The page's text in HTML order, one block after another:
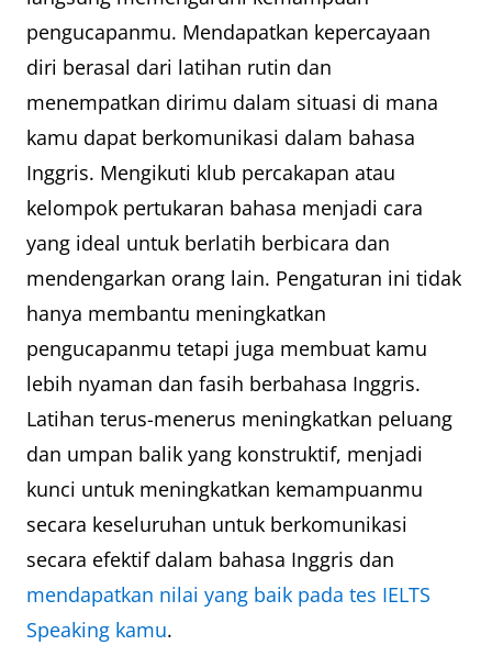
pengucapanmu. Mendapatkan kepercayaan
diri berasal dari latihan rutin dan
menempatkan dirimu dalam situasi di mana
kamu dapat berkomunikasi dalam bahasa
Inggris. Mengikuti klub percakapan atau
kelompok pertukaran bahasa menjadi cara
yang ideal untuk berlatih berbicara dan
mendengarkan orang lain. Pengaturan ini tidak
hanya membantu meningkatkan
pengucapanmu tetapi juga membuat kamu
lebih nyaman dan fasih berbahasa Inggris.
Latihan terus-menerus meningkatkan peluang
dan umpan balik yang konstruktif, menjadi
kunci untuk meningkatkan kemampuanmu
secara keseluruhan untuk berkomunikasi
secara efektif dalam bahasa Inggris dan
mendapatkan nilai yang baik pada tes IELTS
Speaking kamu.